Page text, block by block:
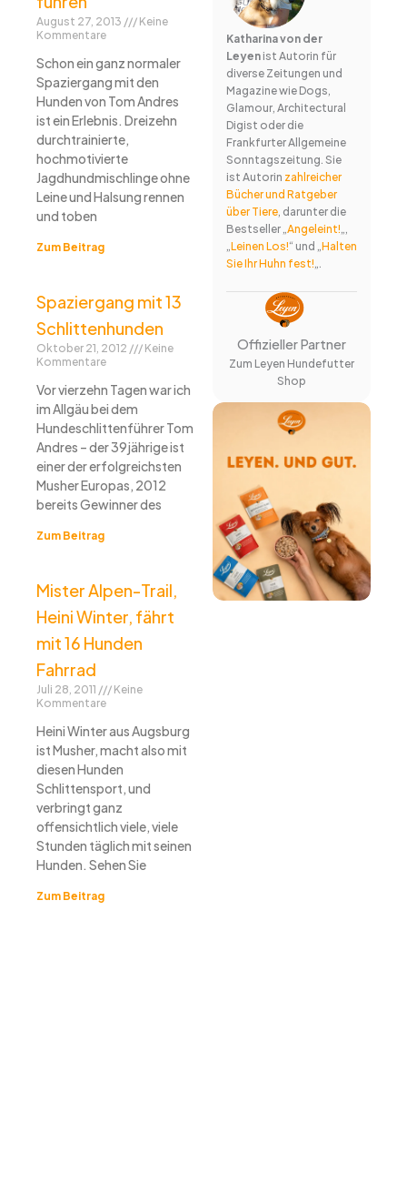
August 27, 2013
Keine
Kommentare
Schon ein ganz normaler
Spaziergang mit den
Hunden von Tom Andres
ist ein Erlebnis. Dreizehn
durchtrainierte,
hochmotivierte
Jagdhundmischlinge ohne
Leine und Halsung rennen
und toben
Zum Beitrag
Spaziergang mit 13
Schlittenhunden
Oktober 21, 2012
Keine
Kommentare
Vor vierzehn Tagen war ich
im Allgäu bei dem
Hundeschlittenführer Tom
Andres – der 39jährige ist
einer der erfolgreichsten
Musher Europas, 2012
bereits Gewinner des
Zum Beitrag
Mister Alpen-Trail,
Heini Winter, fährt
mit 16 Hunden
Fahrrad
Juli 28, 2011
Keine
Kommentare
Heini Winter aus Augsburg
ist Musher, macht also mit
diesen Hunden
Schlittensport, und
verbringt ganz
offensichtlich viele, viele
Stunden täglich mit seinen
Hunden. Sehen Sie
Zum Beitrag
Katharina von der
Leyenist Autorin für
diverse Zeitungen und
Magazine wie Dogs,
Glamour, Architectural
Digist oder die
Frankfurter Allgemeine
Sonntagszeitung. Sie
ist Autorin zahlreicher
Bücher und Ratgeber
über Tiere, darunter die
Bestseller „Angeleint!„,
„Leinen Los!“ und „Halten
Sie Ihr Huhn fest!„.
Offizieller Partner
Zum Leyen Hundefutter
Shop